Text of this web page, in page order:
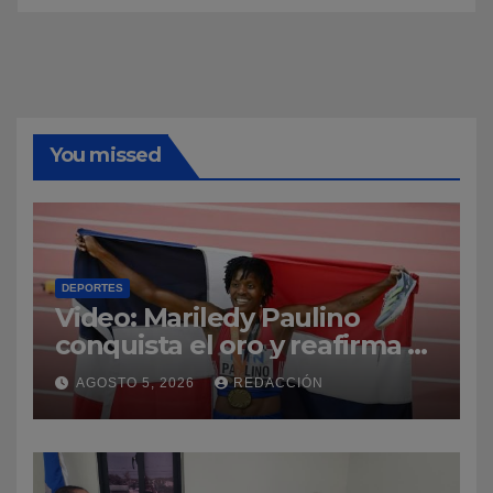
You missed
DEPORTES
Video: Mariledy Paulino
conquista el oro y reafirma su
dominio en el atletismo
AGOSTO 5, 2026 REDACCIÓN